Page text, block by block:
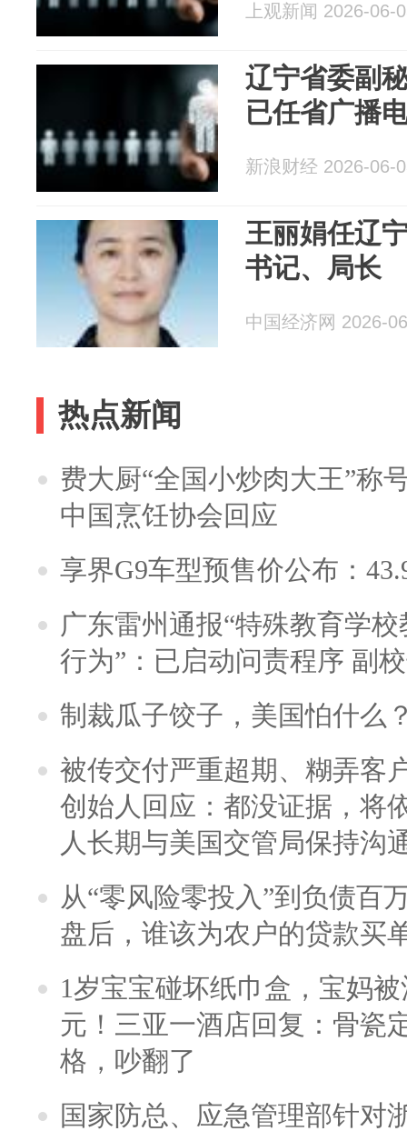
上观新闻 2026-06-
辽宁省委副
已任省广播
新浪财经 2026-06-
王丽娟任辽
书记、局长
中国经济网 2026-
热点新闻
费大厨“全国小炒肉大王”称
中国烹饪协会回应
享界G9车型预售价公布：
广东雷州通报“特殊教育学
行为”：已启动问责程序 副
制裁瓜子饺子，美国怕什么
被传交付严重超期、糊弄客
创始人回应：都没证据，将
人长期与美国交管局保持沟
从“零风险零投入”到负债百
盘后，谁该为农户的贷款买
1岁宝宝碰坏纸巾盒，宝妈
元！三亚一酒店回复：骨瓷
格，吵翻了
国家防总、应急管理部针对